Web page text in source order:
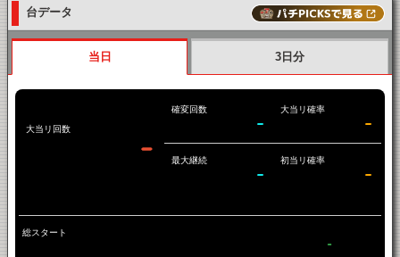
台データ
当日 3日分
大当リ回数
-
確変回数
-
大当リ確率
-
最大継続
-
初当リ確率
-
総スタート
-